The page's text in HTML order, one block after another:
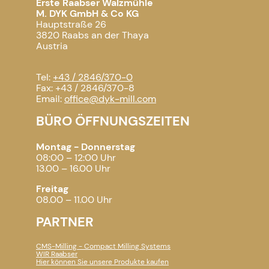
Erste Raabser Walzmühle
M. DYK GmbH & Co KG
Hauptstraße 26
3820 Raabs an der Thaya
Austria
Tel: +43 / 2846/370-0
Fax: +43 / 2846/370-8
Email:office@dyk-mill.com
BÜRO ÖFFNUNGSZEITEN
Montag - Donnerstag
08:00 – 12:00 Uhr
13.00 – 16.00 Uhr
Freitag
08.00 – 11.00 Uhr
PARTNER
CMS-Milling - Compact Milling Systems
WIR Raabser
Hier können Sie unsere Produkte kaufen